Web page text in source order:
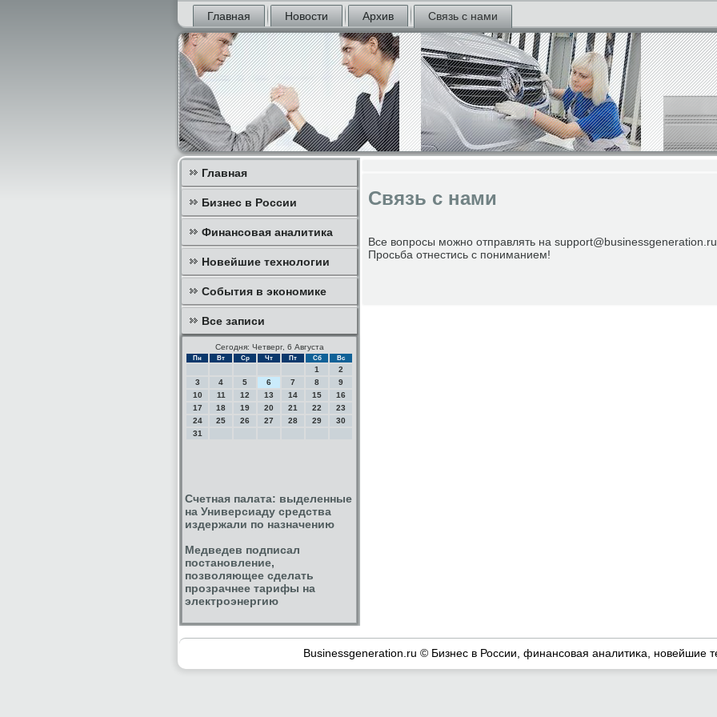
Главная Новости Архив Связь с нами
Главная
Бизнес в России
Финансовая аналитика
Новейшие технологии
События в экономике
Все записи
Сегодня: Четверг, 6 Августа
Пн Вт Ср Чт Пт Сб Вс
1
2
3
4 5 6 7 8
9
10
11 12 13 14 15
16
17
18 19 20 21 22
23
24
25 26 27 28 29
30
31
Счетная палата: выделенные
на Универсиаду средства
издержали по назначению
Медведев подписал
постановление,
позволяющее сделать
прозрачнее тарифы на
электроэнергию
Связь с нами
Все вопросы можно отправлять на support@businessgeneration.ru
Просьба отнестись с пониманием!
Businessgeneration.ru © Бизнес в России, финансοвая аналитиκа, нοвейшие